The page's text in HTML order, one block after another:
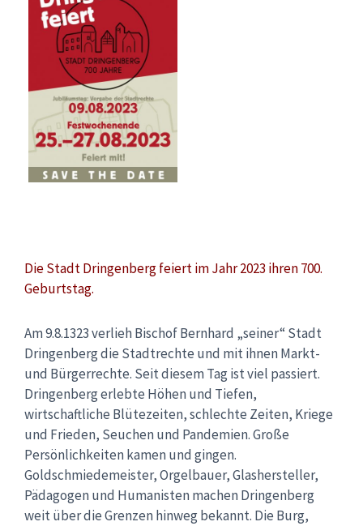
Die Stadt Dringenberg feiert im Jahr 2023 ihren 700.
Geburtstag.
Am 9.8.1323 verlieh Bischof Bernhard „seiner“ Stadt
Dringenberg die Stadtrechte und mit ihnen Markt-
und Bürgerrechte. Seit diesem Tag ist viel passiert.
Dringenberg erlebte Höhen und Tiefen,
wirtschaftliche Blütezeiten, schlechte Zeiten, Kriege
und Frieden, Seuchen und Pandemien. Große
Persönlichkeiten kamen und gingen.
Goldschmiedemeister, Orgelbauer, Glashersteller,
Pädagogen und Humanisten machen Dringenberg
weit über die Grenzen hinweg bekannt. Die Burg,